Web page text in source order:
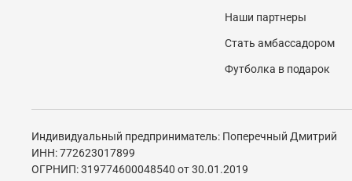
Наши партнеры
Стать амбассадором
Футболка в подарок
Индивидуальный предприниматель: Поперечный Дмитрий
ИНН: 772623017899
ОГРНИП: 319774600048540 от 30.01.2019